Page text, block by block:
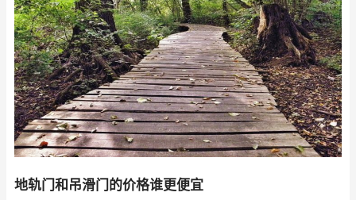
地轨门和吊滑门的价格谁更便宜